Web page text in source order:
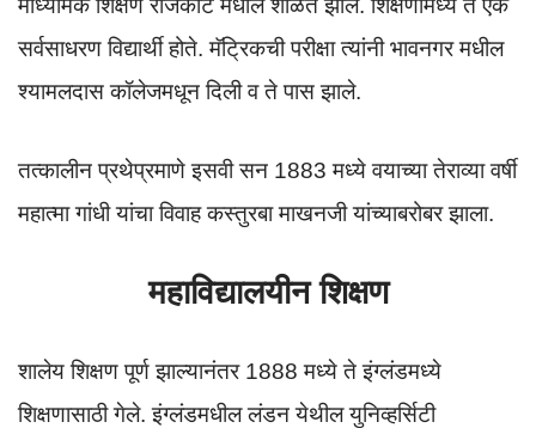
माध्यमिक शिक्षण राजकोट मधील शाळेत झाले. शिक्षणामध्ये ते एक
सर्वसाधरण विद्यार्थी होते. मॅट्रिकची परीक्षा त्यांनी भावनगर मधील
श्यामलदास कॉलेजमधून दिली व ते पास झाले.
तत्कालीन प्रथेप्रमाणे इसवी सन 1883 मध्ये वयाच्या तेराव्या वर्षी
महात्मा गांधी यांचा विवाह कस्तुरबा माखनजी यांच्याबरोबर झाला.
महाविद्यालयीन शिक्षण
शालेय शिक्षण पूर्ण झाल्यानंतर 1888 मध्ये ते इंग्लंडमध्ये
शिक्षणासाठी गेले. इंग्लंडमधील लंडन येथील युनिव्हर्सिटी